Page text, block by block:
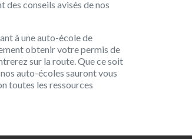
des conseils avisés de nos
à une auto-école de
obtenir votre permis de
sur la route. Que ce soit
auto-écoles sauront vous
toutes les ressources